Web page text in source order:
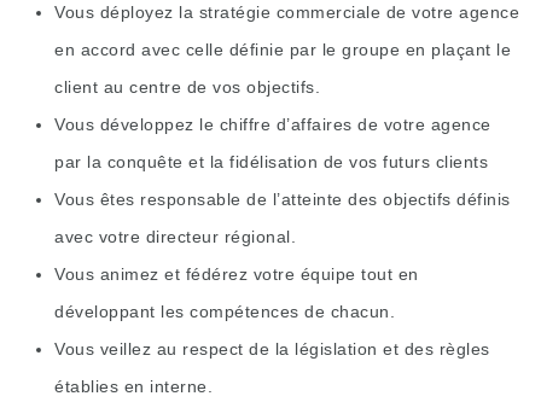
Vous déployez la stratégie commerciale de votre agence
en accord avec celle définie par le groupe en plaçant le
client au centre de vos objectifs.
Vous développez le chiffre d’affaires de votre agence
par la conquête et la fidélisation de vos futurs clients
Vous êtes responsable de l’atteinte des objectifs définis
avec votre directeur régional.
Vous animez et fédérez votre équipe tout en
développant les compétences de chacun.
Vous veillez au respect de la législation et des règles
établies en interne.